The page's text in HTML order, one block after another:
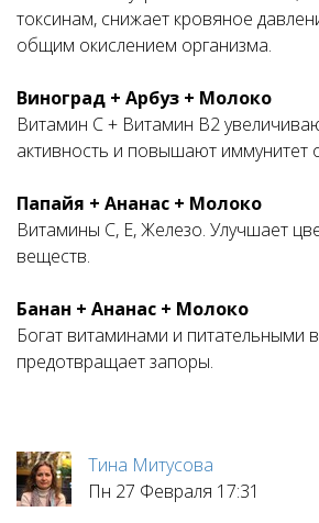
токсинам, снижает кровяное
общим окислением организма.
Виноград + Арбуз + Молоко
Витамин С + Витамин B2
активность и повышают иммунитет
Папайя + Ананас + Молоко
Витамины C, E, Железо. Улучшает
веществ.
Банан + Ананас + Молоко
Богат витаминами и питательными
предотвращает запоры.
Тина Митусова
Пн 27 Февраля 17:31